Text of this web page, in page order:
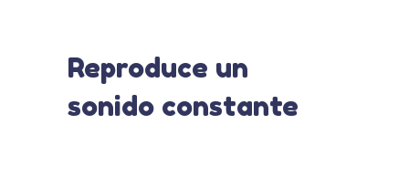
Reproduce un
sonido constante